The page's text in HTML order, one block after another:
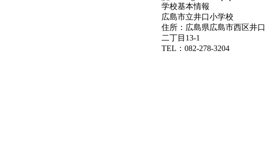
学校基本情報
広島市立井口小学校
住所：広島県広島市西区井口
二丁目13-1
TEL：082-278-3204